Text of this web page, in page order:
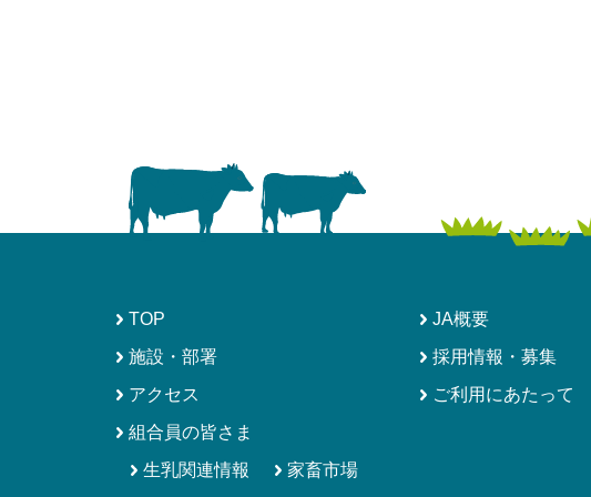
シ
ョ
ン
TOP
JA概要
施設・部署
採用情報・募集
アクセス
ご利用にあたって
組合員の皆さま
生乳関連情報
家畜市場